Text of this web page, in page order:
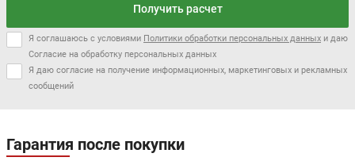
Получить расчет
Я соглашаюсь с условиями Политики обработки персональных данных и даю
Согласие на обработку персональных данных
Я даю согласие на получение информационных, маркетинговых и рекламных
сообщений
Гарантия после покупки